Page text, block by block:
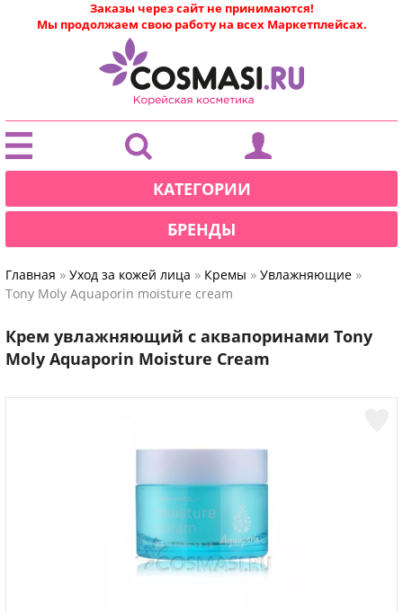
|
Заказы через сайт не принимаются!
Мы продолжаем свою работу на всех Маркетплейсах.
КАТЕГОРИИ
БРЕНДЫ
Главная » Уход за кожей лица » Кремы » Увлажняющие »
Tony Moly Aquaporin moisture cream
Крем увлажняющий с аквапоринами Tony
Moly Aquaporin Moisture Cream